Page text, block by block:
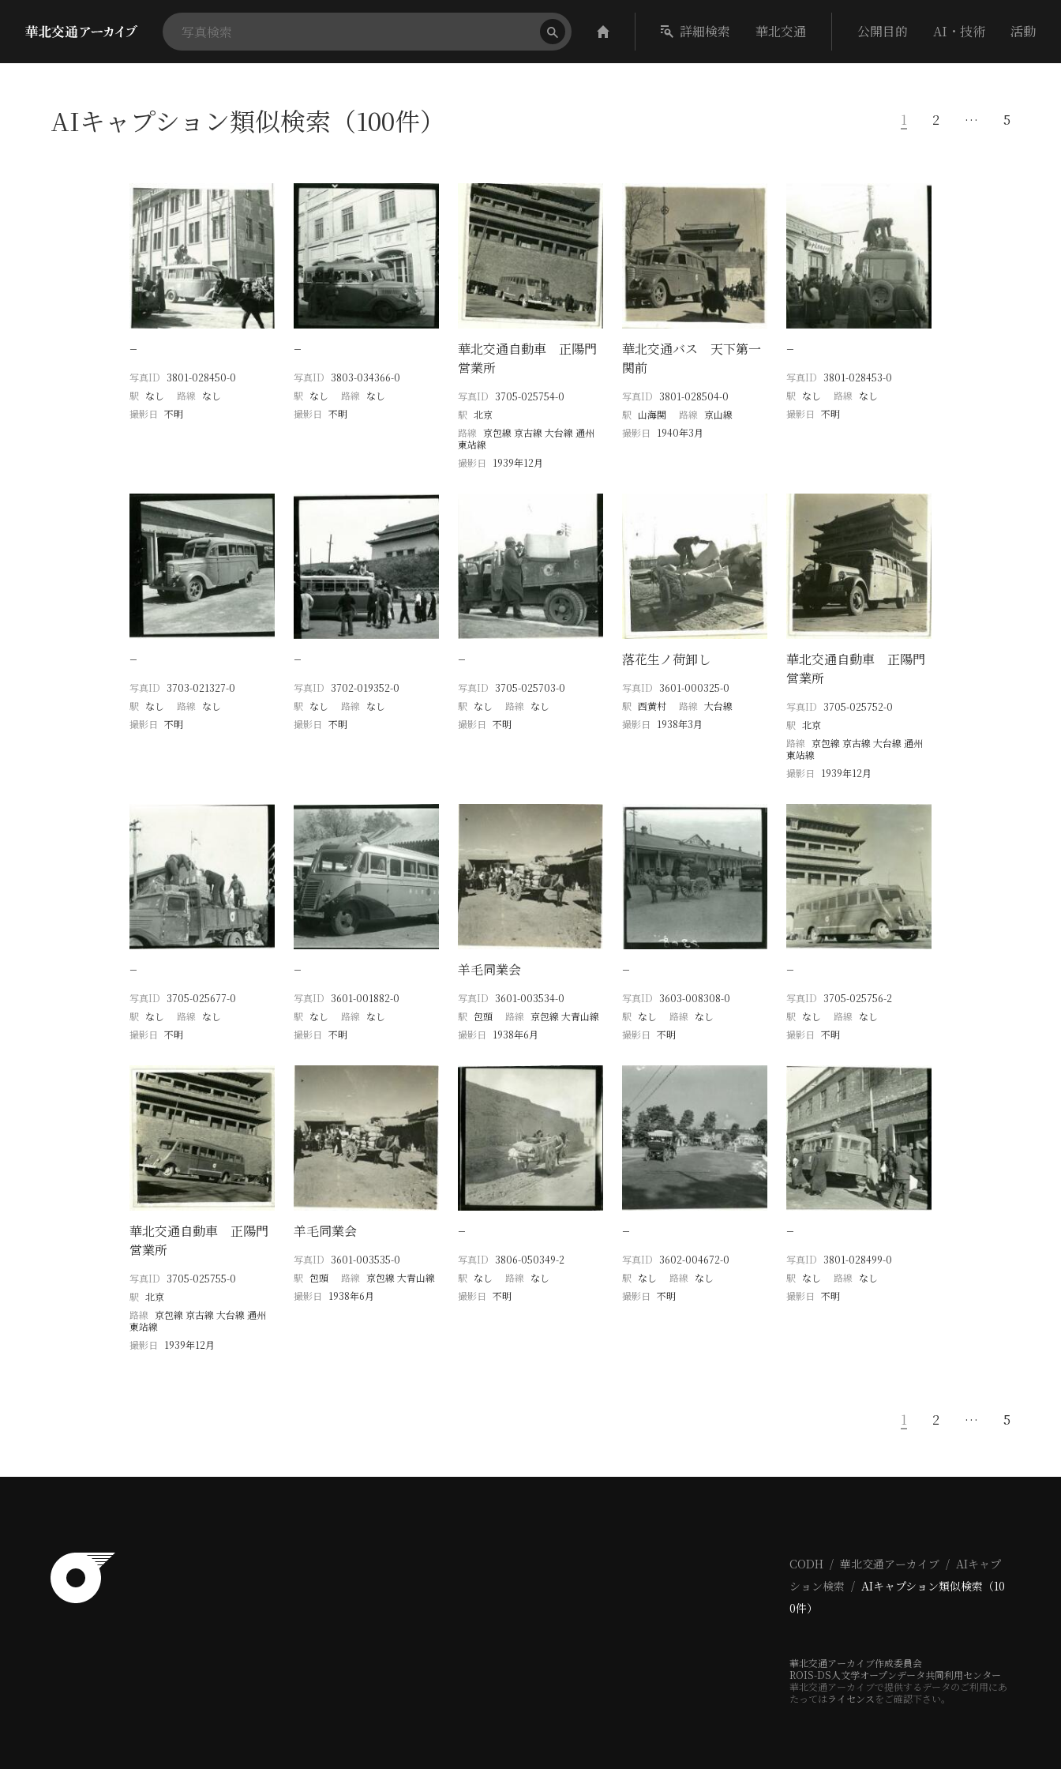
詳細検索 華北交通 公開目的 AI・技術 活動
AIキャプション類似検索（100件） 1 2 … 5
−
写真ID 3801-028450-0
駅 なし 路線 なし
撮影日 不明
−
写真ID 3803-034366-0
駅 なし 路線 なし
撮影日 不明
華北交通自動車 正陽門
営業所
写真ID 3705-025754-0
駅 北京
路線 京包線 京古線 大台線 通州
東站線
撮影日
1939年12月
華北交通バス 天下第一
関前
写真ID 3801-028504-0
駅 山海関 路線 京山線
撮影日
1940年3月
−
写真ID 3801-028453-0
駅 なし 路線 なし
撮影日 不明
−
写真ID 3703-021327-0
駅 なし 路線 なし
撮影日 不明
−
写真ID 3702-019352-0
駅 なし 路線 なし
撮影日 不明
−
写真ID 3705-025703-0
駅 なし 路線 なし
撮影日 不明
落花生ノ荷卸し
写真ID 3601-000325-0
駅 西黄村 路線 大台線
撮影日
1938年3月
華北交通自動車 正陽門
営業所
写真ID 3705-025752-0
駅 北京
路線 京包線 京古線 大台線 通州
東站線
撮影日
1939年12月
−
写真ID 3705-025677-0
駅 なし 路線 なし
撮影日 不明
−
写真ID 3601-001882-0
駅 なし 路線 なし
撮影日 不明
羊毛同業会
写真ID 3601-003534-0
駅 包頭 路線 京包線 大青山線
撮影日
1938年6月
−
写真ID 3603-008308-0
駅 なし 路線 なし
撮影日 不明
−
写真ID 3705-025756-2
駅 なし 路線 なし
撮影日 不明
華北交通自動車 正陽門
営業所
写真ID 3705-025755-0
駅 北京
路線 京包線 京古線 大台線 通州
東站線
撮影日
1939年12月
羊毛同業会
写真ID 3601-003535-0
駅 包頭 路線 京包線 大青山線
撮影日
1938年6月
−
写真ID 3806-050349-2
駅 なし 路線 なし
撮影日 不明
−
写真ID 3602-004672-0
駅 なし 路線 なし
撮影日 不明
−
写真ID 3801-028499-0
駅 なし 路線 なし
撮影日 不明
1 2 … 5
CODH 華北交通アーカイブ
AIキャプ
ション検索
AIキャプション類似検索（10
0件）
華北交通アーカイブ作成委員会
ROIS-DS人文学オープンデータ共同利用センター
華北交通アーカイブで提供するデータのご利用にあ
たってはライセンス をご確認下さい。